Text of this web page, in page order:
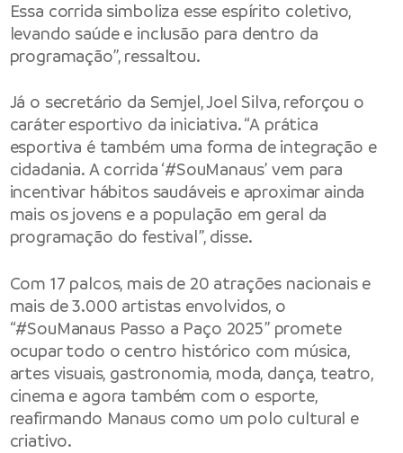
Essa corrida simboliza esse espírito coletivo,
levando saúde e inclusão para dentro da
programação”, ressaltou.
Já o secretário da Semjel, Joel Silva, reforçou o
caráter esportivo da iniciativa. “A prática
esportiva é também uma forma de integração e
cidadania. A corrida ‘#SouManaus’ vem para
incentivar hábitos saudáveis e aproximar ainda
mais os jovens e a população em geral da
programação do festival”, disse.
Com 17 palcos, mais de 20 atrações nacionais e
mais de 3.000 artistas envolvidos, o
“#SouManaus Passo a Paço 2025” promete
ocupar todo o centro histórico com música,
artes visuais, gastronomia, moda, dança, teatro,
cinema e agora também com o esporte,
reafirmando Manaus como um polo cultural e
criativo.